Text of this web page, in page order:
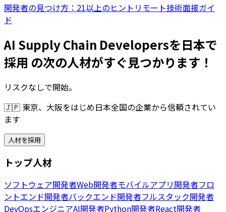
開発者の見つけ方：21以上のヒント リモート技術面接ガイ
ド
AI Supply Chain Developersを日本で
採用 の次の人材がすぐ見つかります！
リスクなしで開始。
🇯🇵 東京、大阪をはじめ日本全国の企業から信頼されてい
ます
人材を採用
トップ人材
ソフトウェア開発者Web開発者モバイルアプリ開発者フロ
ントエンド開発者バックエンド開発者フルスタック開発者
DevOpsエンジニアAI開発者Python開発者React開発者